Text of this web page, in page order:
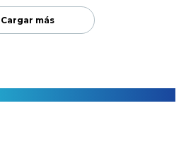
Cargar más